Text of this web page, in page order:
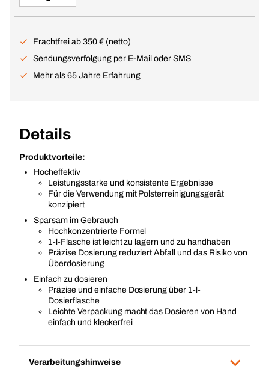
Frachtfrei ab 350 € (netto)
Sendungsverfolgung per E-Mail oder SMS
Mehr als 65 Jahre Erfahrung
Details
Produktvorteile:
Hocheffektiv
Leistungsstarke und konsistente Ergebnisse
Für die Verwendung mit Polsterreinigungsgerät
konzipiert
Sparsam im Gebrauch
Hochkonzentrierte Formel
1-l-Flasche ist leicht zu lagern und zu handhaben
Präzise Dosierung reduziert Abfall und das Risiko von
Überdosierung
Einfach zu dosieren
Präzise und einfache Dosierung über 1-l-
Dosierflasche
Leichte Verpackung macht das Dosieren von Hand
einfach und kleckerfrei
Verarbeitungshinweise